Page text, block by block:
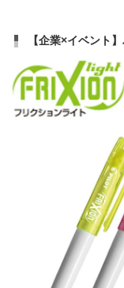
【企業×イベント